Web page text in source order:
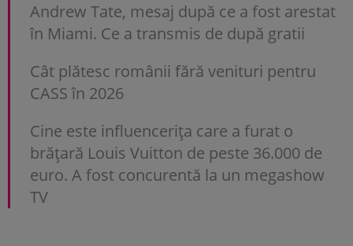
Andrew Tate, mesaj după ce a fost arestat
în Miami. Ce a transmis de după gratii
Cât plătesc românii fără venituri pentru
CASS în 2026
Cine este influencerița care a furat o
brățară Louis Vuitton de peste 36.000 de
euro. A fost concurentă la un megashow
TV